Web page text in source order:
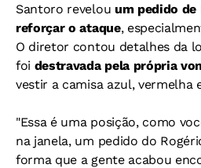
Santoro revelou um pedido de
reforçar o ataque,
O diretor contou detalhes da
foi destravada pela própria
vestir a camisa azul, vermelha
"Essa é uma posição, como
na janela, um pedido do
forma que a gente acabou